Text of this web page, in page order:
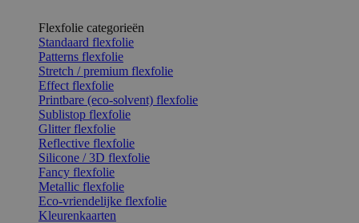
Flexfolie categorieën
Standaard flexfolie
Patterns flexfolie
Stretch / premium flexfolie
Effect flexfolie
Printbare (eco-solvent) flexfolie
Sublistop flexfolie
Glitter flexfolie
Reflective flexfolie
Silicone / 3D flexfolie
Fancy flexfolie
Metallic flexfolie
Eco-vriendelijke flexfolie
Kleurenkaarten